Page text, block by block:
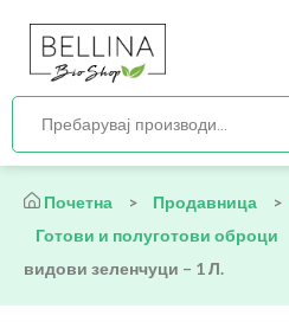
Почетна > Продавница >
Готови и полуготови оброци
видови зеленчуци – 1 Л.